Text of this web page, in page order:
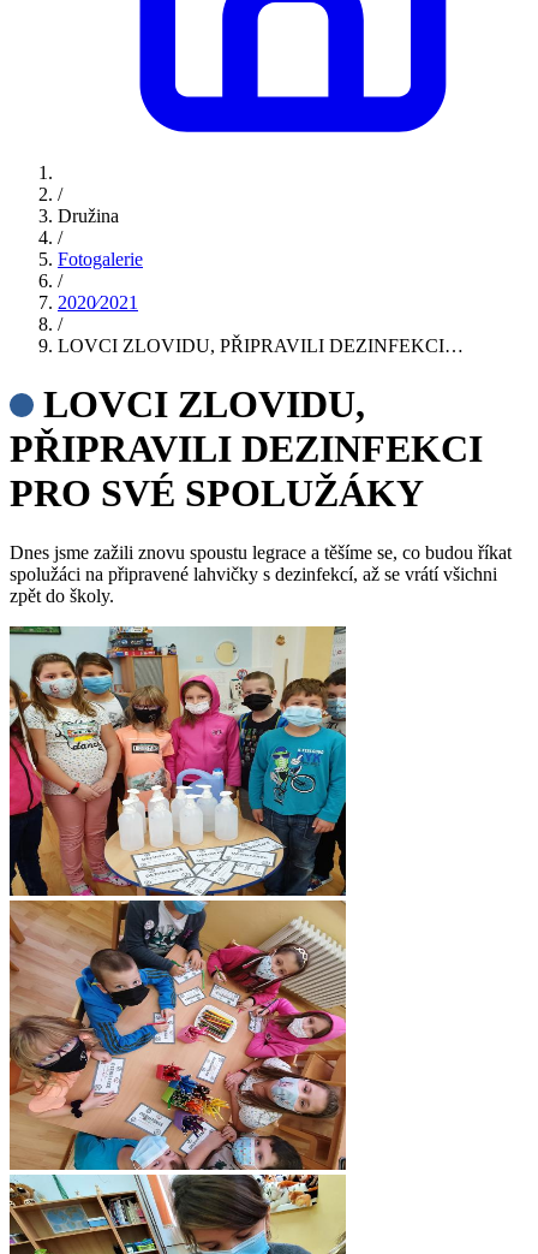
/
Družina
/
Fotogalerie
/
2020⁄2021
/
LOVCI ZLOVIDU, PŘIPRAVILI DEZINFEKCI…
LOVCI ZLOVIDU,
PŘIPRAVILI DEZINFEKCI
PRO SVÉ SPOLUŽÁKY
Dnes jsme zažili znovu spoustu legrace a těšíme se, co budou říkat
spolužáci na připravené lahvičky s dezinfekcí, až se vrátí všichni
zpět do školy.